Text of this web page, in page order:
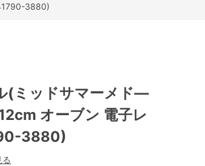
3880)
(ミッドサマーメド―
オーブン 電子レ
3880)